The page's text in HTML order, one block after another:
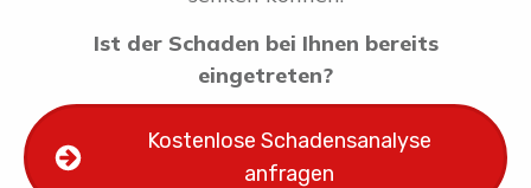
Ist der Schaden bei Ihnen bereits
eingetreten?
Kostenlose Schadensanalyse
anfragen